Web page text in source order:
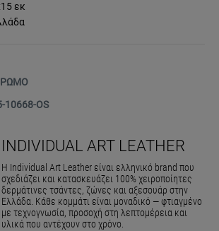
εκ
10668-OS
INDIVIDUAL ART LEATHER
Η Individual Art Leather είναι ελληνικό brand που
σχεδιάζει και κατασκευάζει 100% χειροποίητες
δερμάτινες τσάντες, ζώνες και αξεσουάρ στην
Ελλάδα. Κάθε κομμάτι είναι μοναδικό — φτιαγμένο
με τεχνογνωσία, προσοχή στη λεπτομέρεια και
υλικά που αντέχουν στο χρόνο.